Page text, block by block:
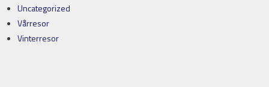
Uncategorized
Vårresor
Vinterresor